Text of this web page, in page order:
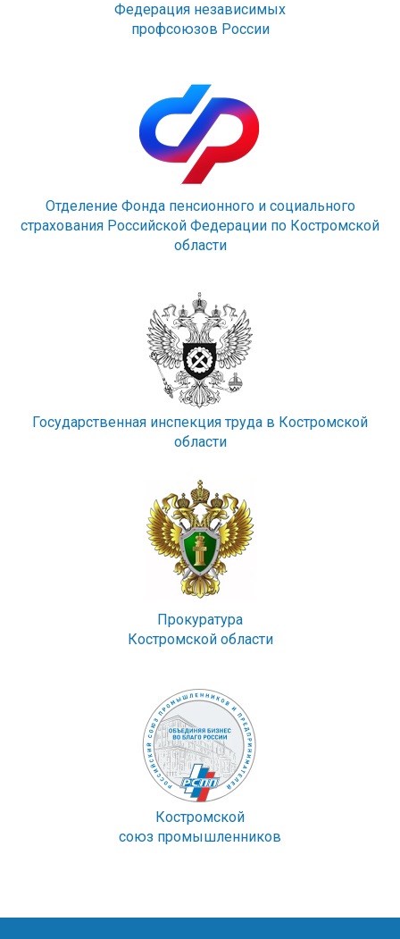
Федерация независимых
профсоюзов России
Отделение Фонда пенсионного и социального
страхования Российской Федерации по Костромской
области
Государственная инспекция труда в Костромской
области
Прокуратура
Костромской области
Костромской
союз промышленников